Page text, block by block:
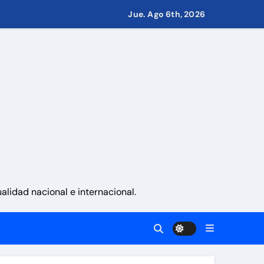
Ormuz
24J
Jue. Ago 6th, 2026
nacional e internacional.